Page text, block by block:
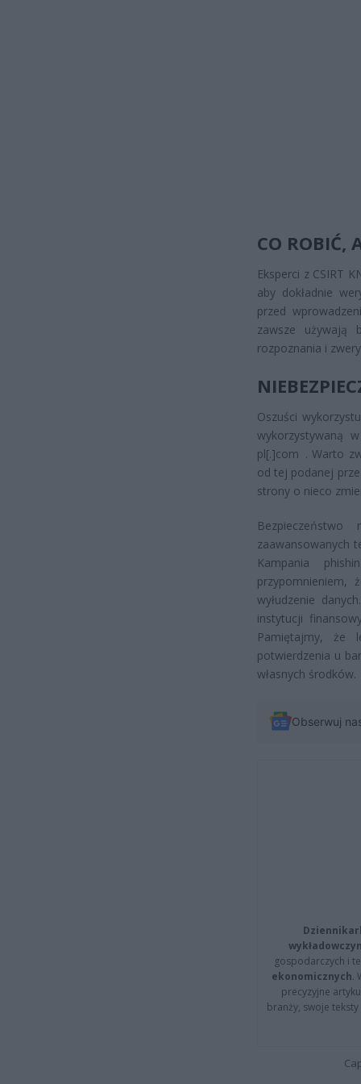
CO ROBIĆ,
Eksperci z CSIRT
aby dokładnie
przed
zawsze używają
rozpoznania i
Oszuści
wykorzystywaną
pl[.]com . Warto
od tej podanej
strony o nieco
zaawansowanych
Kampania
przypomnieniem,
wyłudzenie
instytucji
Pamiętajmy, że
potwierdzenia u
własnych środków.
Obserwuj
gospodarczych i
ekonomicznych.
precyzyjne
branży, swoje